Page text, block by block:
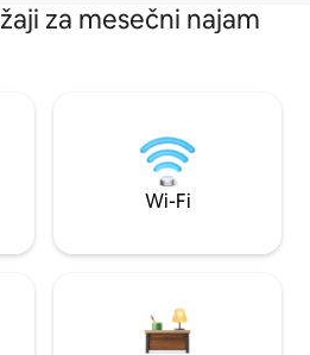
za mesečni najam
Wi-Fi